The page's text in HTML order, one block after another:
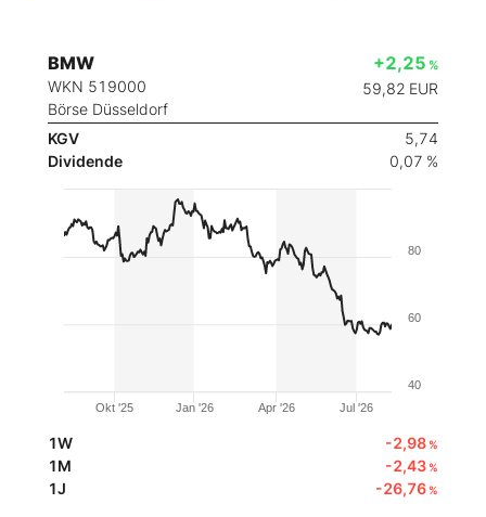
BMW
WKN 519000
Börse Düsseldorf
+2,25 %
59,82 EUR
KGV
5,74
Dividende
0,07 %
Okt '25 Jan '26 Apr '26 Jul '26
40
60
80
1W -2,98%
1M -2,43%
1J -26,76%